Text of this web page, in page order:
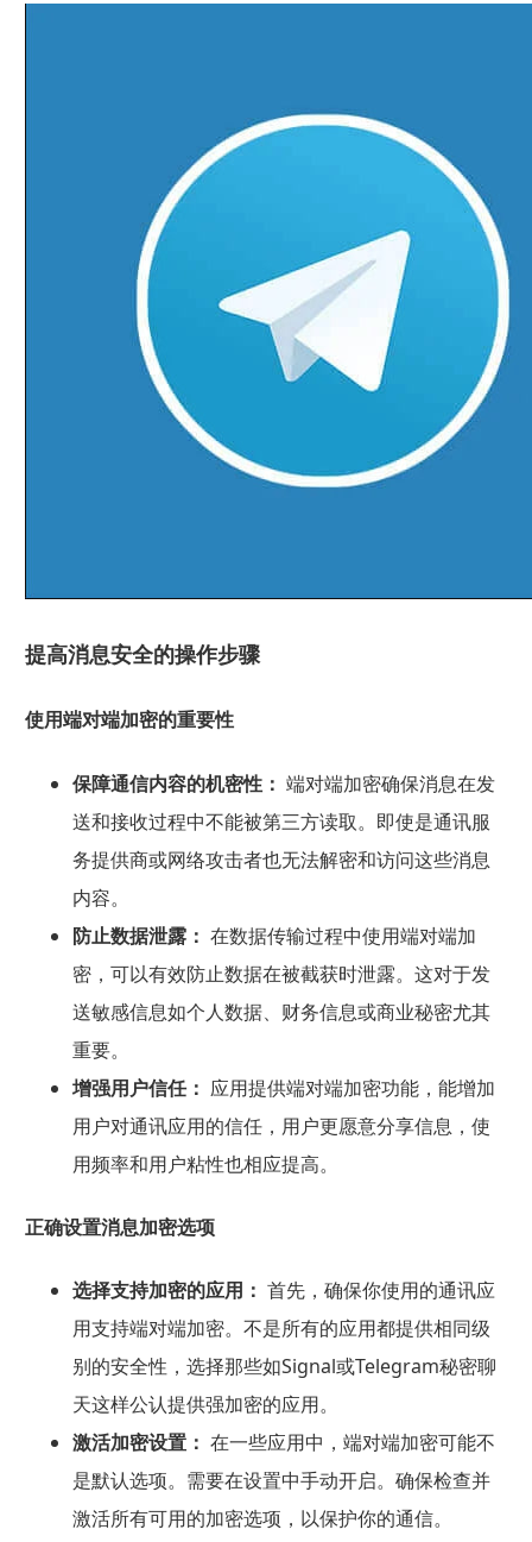
提高消息安全的操作步骤
使用端对端加密的重要性
保障通信内容的机密性： 端对端加密确保消息在发
送和接收过程中不能被第三方读取。即使是通讯服
务提供商或网络攻击者也无法解密和访问这些消息
内容。
防止数据泄露： 在数据传输过程中使用端对端加
密，可以有效防止数据在被截获时泄露。这对于发
送敏感信息如个人数据、财务信息或商业秘密尤其
重要。
增强用户信任： 应用提供端对端加密功能，能增加
用户对通讯应用的信任，用户更愿意分享信息，使
用频率和用户粘性也相应提高。
正确设置消息加密选项
选择支持加密的应用： 首先，确保你使用的通讯应
用支持端对端加密。不是所有的应用都提供相同级
别的安全性，选择那些如Signal或Telegram秘密聊
天这样公认提供强加密的应用。
激活加密设置： 在一些应用中，端对端加密可能不
是默认选项。需要在设置中手动开启。确保检查并
激活所有可用的加密选项，以保护你的通信。